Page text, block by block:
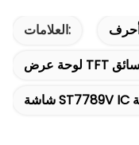
العلامات: